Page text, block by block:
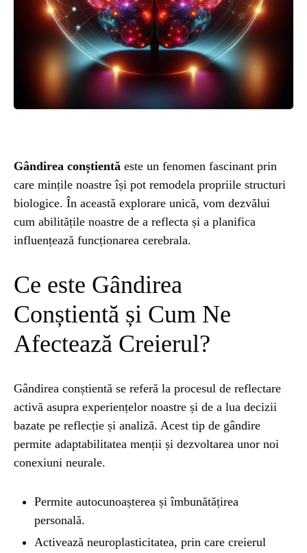
Gândirea conștientă este un fenomen fascinant prin
care mințile noastre își pot remodela propriile structuri
biologice. În această explorare unică, vom dezvălui
cum abilitățile noastre de a reflecta și a planifica
influențează funcționarea cerebrala.
Ce este Gândirea
Conștientă și Cum Ne
Afectează Creierul?
Gândirea conștientă se referă la procesul de reflectare
activă asupra experiențelor noastre și de a lua decizii
bazate pe reflecție și analiză. Acest tip de gândire
permite adaptabilitatea menții și dezvoltarea unor noi
conexiuni neurale.
Permite autocunoașterea și îmbunătățirea
personală.
Activează neuroplasticitatea, prin care creierul
ȘTIINȚA
ANIMALE
OAMENI
INSTALEAZ
A
APLICATIA
POPULAR
NATURĂ 1 year ago
Pământului: Mit sau Realitate?
2 years ago
Seriale turcesti:Top 5 cele mai bune seriale
BLOG 2 years ago
Espressor paduri Senseo blocat?Afla cum îl
poti debloca